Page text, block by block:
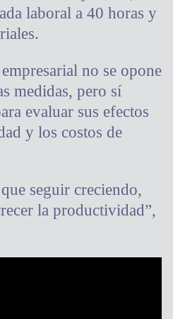
laboral a 40 horas y
no se opone
medidas, pero sí
evaluar sus efectos
y los costos de
seguir creciendo,
la productividad”,